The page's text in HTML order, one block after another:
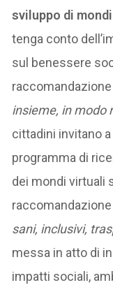
sviluppo di
tenga conto
sul benessere
insieme, in modo
cittadini invitano
programma di
dei mondi virtuali
sani, inclusivi,
messa in atto di
impatti sociali,